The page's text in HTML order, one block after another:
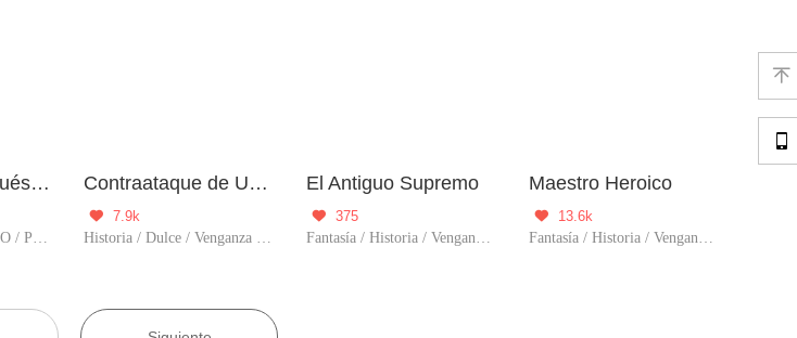
Venganza Después del Renacimiento: Consiente al Presidente Iceberg
Dulce / Venganza / CEO / Predestinado / Renacimiento / Traició
Contraataque de Una Princesa Intrigante

7.9k
Historia / Dulce / Venganza / Romance / Timetravel
El Antiguo Supremo

375
Fantasía / Historia / Venganza / Aventura / Pérdida de memoria / Auto superación / Ascensió
Maestro Heroico

13.6k
Fantasía / Historia / Venganza / Acción / Ascensió
